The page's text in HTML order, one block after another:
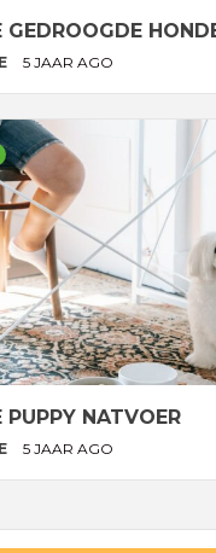
GEDROOGDE
5 JAAR AGO
PUPPY NATVOER
5 JAAR AGO